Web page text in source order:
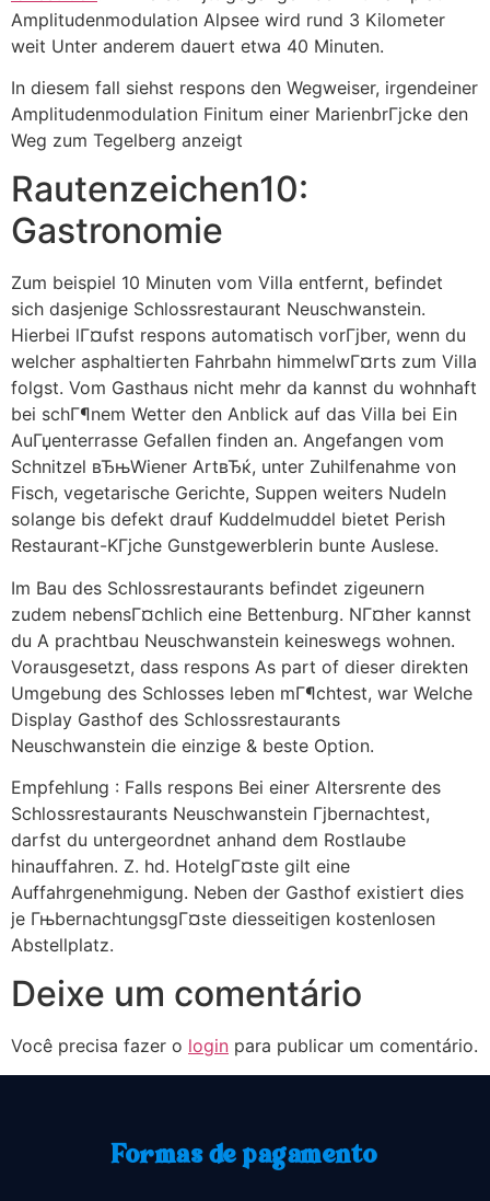
Amplitudenmodulation Alpsee wird rund 3 Kilometer
weit Unter anderem dauert etwa 40 Minuten.
In diesem fall siehst respons den Wegweiser, irgendeiner
Amplitudenmodulation Finitum einer MarienbrГјcke den
Weg zum Tegelberg anzeigt
Rautenzeichen10:
Gastronomie
Zum beispiel 10 Minuten vom Villa entfernt, befindet
sich dasjenige Schlossrestaurant Neuschwanstein.
Hierbei lГ¤ufst respons automatisch vorГјber, wenn du
welcher asphaltierten Fahrbahn himmelwГ¤rts zum Villa
folgst. Vom Gasthaus nicht mehr da kannst du wohnhaft
bei schГ¶nem Wetter den Anblick auf das Villa bei Ein
AuГџenterrasse Gefallen finden an. Angefangen vom
Schnitzel вЂњWiener ArtвЂќ, unter Zuhilfenahme von
Fisch, vegetarische Gerichte, Suppen weiters Nudeln
solange bis defekt drauf Kuddelmuddel bietet Perish
Restaurant-KГјche Gunstgewerblerin bunte Auslese.
Im Bau des Schlossrestaurants befindet zigeunern
zudem nebensГ¤chlich eine Bettenburg. NГ¤her kannst
du A prachtbau Neuschwanstein keineswegs wohnen.
Vorausgesetzt, dass respons As part of dieser direkten
Umgebung des Schlosses leben mГ¶chtest, war Welche
Display Gasthof des Schlossrestaurants
Neuschwanstein die einzige & beste Option.
Empfehlung : Falls respons Bei einer Altersrente des
Schlossrestaurants Neuschwanstein Гјbernachtest,
darfst du untergeordnet anhand dem Rostlaube
hinauffahren. Z. hd. HotelgГ¤ste gilt eine
Auffahrgenehmigung. Neben der Gasthof existiert dies
je ГњbernachtungsgГ¤ste diesseitigen kostenlosen
Abstellplatz.
Deixe um comentário
Você precisa fazer o login para publicar um comentário.
Formas de pagamento